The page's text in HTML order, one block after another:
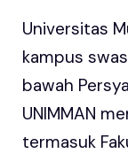
Universitas
kampus
bawah
UNIMMAN
termasuk